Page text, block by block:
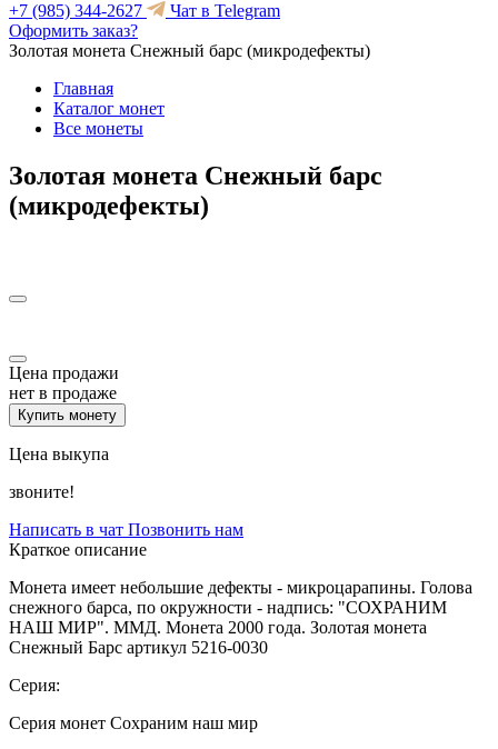
+7 (985) 344-2627
Чат в Telegram
Оформить заказ?
Золотая монета Снежный барс (микродефекты)
Главная
Каталог монет
Все монеты
Золотая монета Снежный барс
(микродефекты)
Цена продажи
нет в продаже
Купить монету
Цена выкупа
звоните!
Написать в чат Позвонить нам
Краткое описание
Монета имеет небольшие дефекты - микроцарапины. Голова
снежного барса, по окружности - надпись: "СОХРАНИМ
НАШ МИР". ММД. Монета 2000 года. Золотая монета
Снежный Барс артикул 5216-0030
Серия:
Серия монет Сохраним наш мир